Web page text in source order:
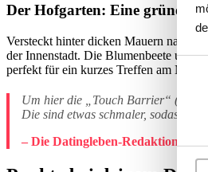
Der Hofgarten: Eine grüne
Versteckt hinter dicken Mauern nahe
der Innenstadt. Die Blumenbeete und
perfekt für ein kurzes Treffen am
Um hier die „Touch Barrier“ (die
Die sind etwas schmaler, sodass
– Die Datingleben-Redaktion